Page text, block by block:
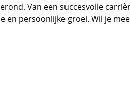
Van een succesvolle
en persoonlijke groei. Wil je